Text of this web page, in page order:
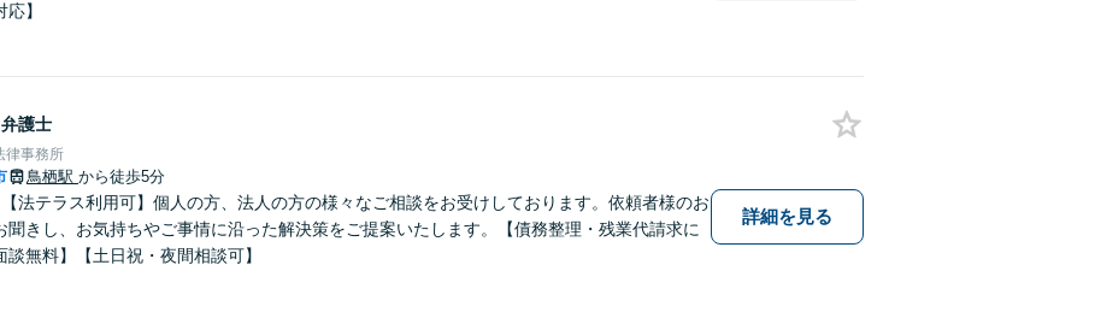
】
弁護士
律事務所
鳥栖駅 から徒歩5分
【法テラス利用可】個人の方、法人の方の様々なご相談をお受けしております。依頼者様のお
聞きし、お気持ちやご事情に沿った解決策をご提案いたします。【債務整理・残業代請求に
無料】【土日祝・夜間相談可】
詳細を見る